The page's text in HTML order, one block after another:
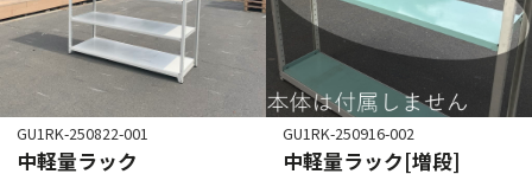
GU1RK-250822-001
中軽量ラック
GU1RK-250916-002
中軽量ラック[増段]